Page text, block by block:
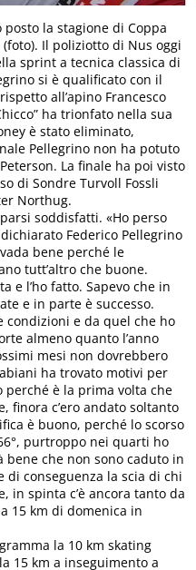
la stagione di Coppa
Il poliziotto di Nus oggi
sprint a tecnica classica di
si è qualificato con il
all’apino Francesco
ha trionfato nella sua
è stato eliminato,
Pellegrino non ha potuto
La finale ha poi visto
di Sondre Turvoll Fossli
Northug.
soddisfatti. «Ho perso
Federico Pellegrino
bene perché le
tutt’altro che buone.
e l’ho fatto. Sapevo che in
e in parte è successo.
condizioni e da quel che ho
almeno quanto l’anno
mesi non dovrebbero
ha trovato motivi per
perché è la prima volta che
finora c’ero andato soltanto
è buono, perché lo scorso
purtroppo nei quarti ho
che non sono caduto in
conseguenza la scia di chi
in spinta c’è ancora tanto da
15 km di domenica in
la 10 km skating
15 km a inseguimento a